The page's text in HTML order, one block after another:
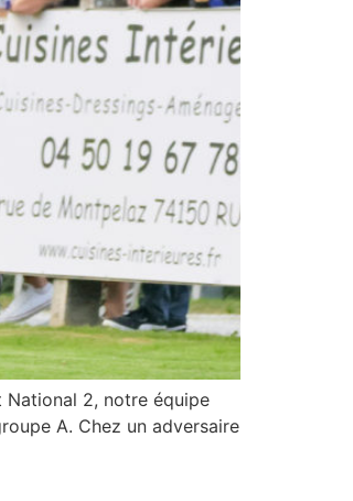
National 2, notre équipe
A. Chez un adversaire